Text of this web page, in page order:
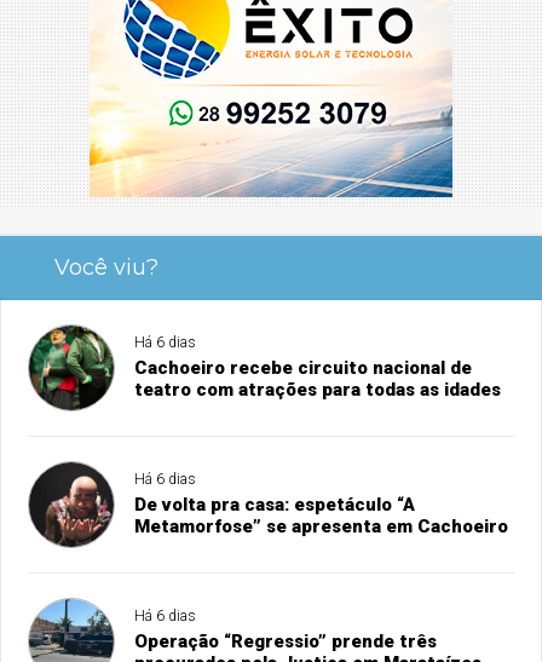
Você viu?
Há 6 dias
Cachoeiro recebe circuito nacional de
teatro com atrações para todas as idades
Há 6 dias
De volta pra casa: espetáculo “A
Metamorfose” se apresenta em Cachoeiro
Há 6 dias
Operação “Regressio” prende três